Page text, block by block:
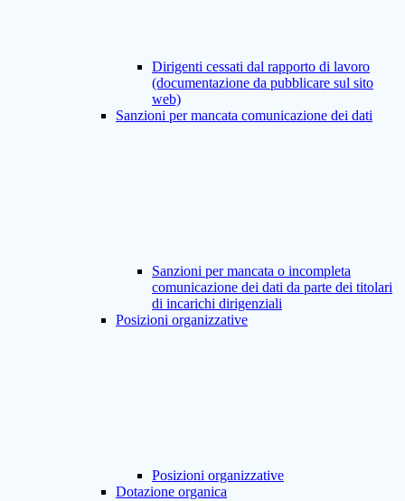
Dirigenti cessati dal rapporto di lavoro
(documentazione da pubblicare sul sito
web)
Sanzioni per mancata comunicazione dei dati
Sanzioni per mancata o incompleta
comunicazione dei dati da parte dei titolari
di incarichi dirigenziali
Posizioni organizzative
Posizioni organizzative
Dotazione organica